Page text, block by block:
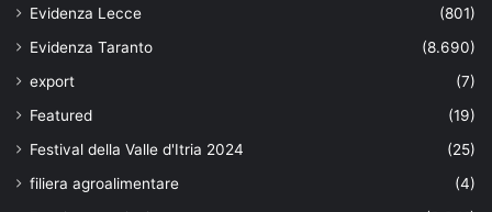
Evidenza Lecce
(801)
Evidenza Taranto
(8.690)
export
(7)
Featured
(19)
Festival della Valle d'Itria 2024
(25)
filiera agroalimentare
(4)